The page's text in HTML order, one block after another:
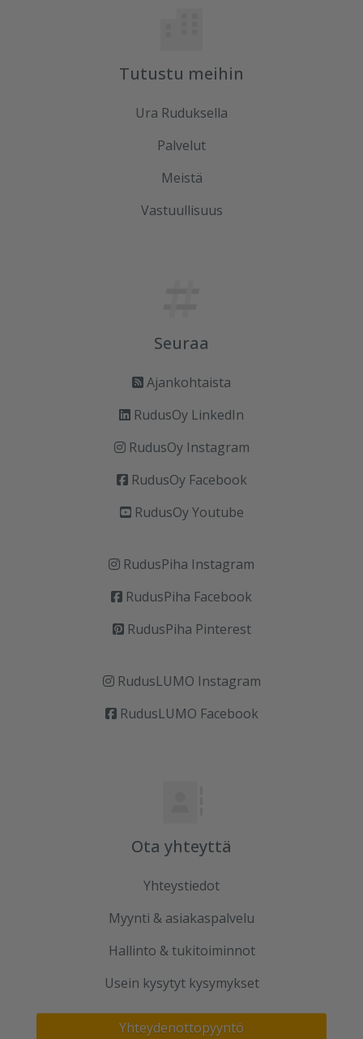
Tutustu meihin
Ura Ruduksella
Palvelut
Meistä
Vastuullisuus
Seuraa
Ajankohtaista
RudusOy LinkedIn
RudusOy Instagram
RudusOy Facebook
RudusOy Youtube
RudusPiha Instagram
RudusPiha Facebook
RudusPiha Pinterest
RudusLUMO Instagram
RudusLUMO Facebook
Ota yhteyttä
Yhteystiedot
Myynti & asiakaspalvelu
Hallinto & tukitoiminnot
Usein kysytyt kysymykset
Yhteydenottopyyntö